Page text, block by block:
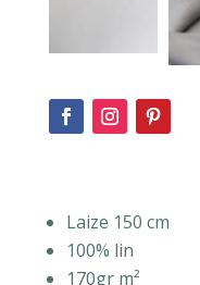
Laize 150 cm
100% lin
170gr m²